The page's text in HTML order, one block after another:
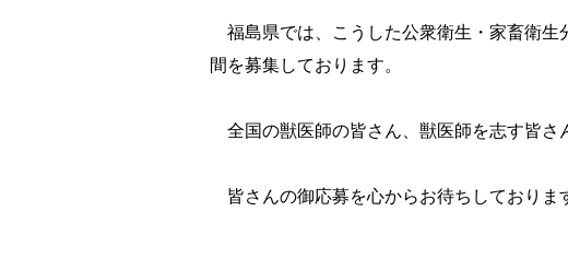
福島県では、こうした公衆衛生・家畜衛生
間を募集しております。
全国の獣医師の皆さん、獣医師を志す皆さ
皆さんの御応募を心からお待ちしておりま